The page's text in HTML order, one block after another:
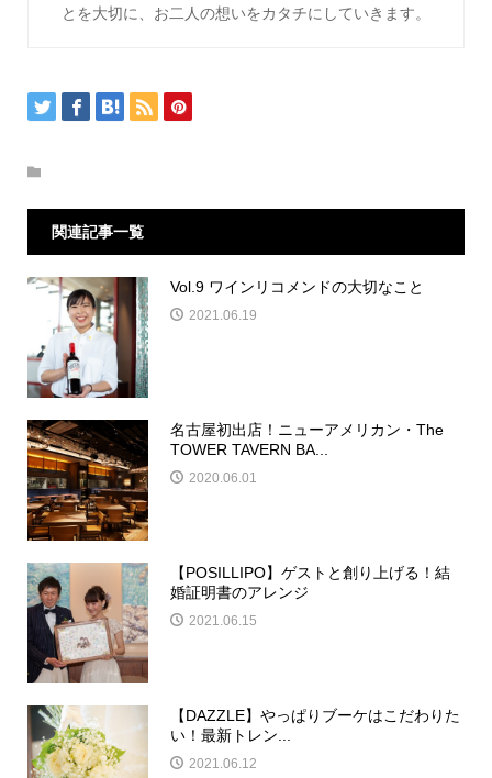
とを大切に、お二人の想いをカタチにしていきます。
関連記事一覧
Vol.9 ワインリコメンドの大切なこと
2021.06.19
名古屋初出店！ニューアメリカン・The
TOWER TAVERN BA...
2020.06.01
【POSILLIPO】ゲストと創り上げる！結
婚証明書のアレンジ
2021.06.15
【DAZZLE】やっぱりブーケはこだわりた
い！最新トレン...
2021.06.12